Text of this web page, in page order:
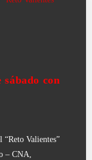
con
“Reto Valientes”
– CNA,